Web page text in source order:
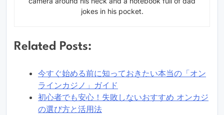
jokes in his pocket.
Related Posts:
今すぐ始める前に知っておきたい本当の「オン
ラインカジノ」ガイド
初心者でも安心！失敗しないおすすめ オンカジ
の選び方と活用法